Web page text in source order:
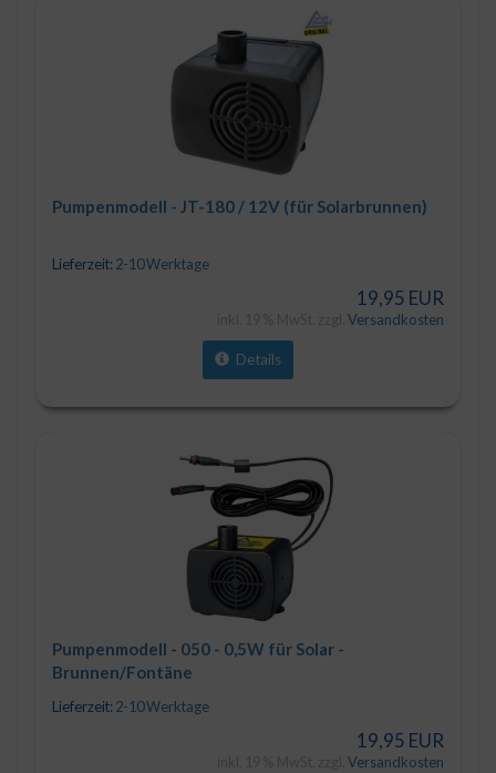
Pumpenmodell - JT-180 / 12V (für Solarbrunnen)
Lieferzeit: 2-10 Werktage
19,95 EUR
Versandkosten
Details
Pumpenmodell - 050 - 0,5W für Solar -
Brunnen/Fontäne
Lieferzeit: 2-10 Werktage
19,95 EUR
Versandkosten